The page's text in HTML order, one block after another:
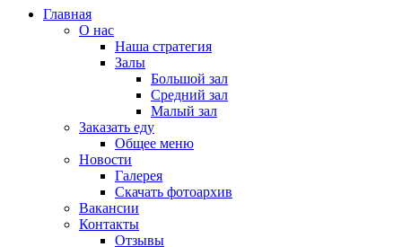
Главная
О нас
Наша стратегия
Залы
Большой зал
Средний зал
Малый зал
Заказать еду
Общее меню
Новости
Галерея
Скачать фотоархив
Вакансии
Контакты
Отзывы